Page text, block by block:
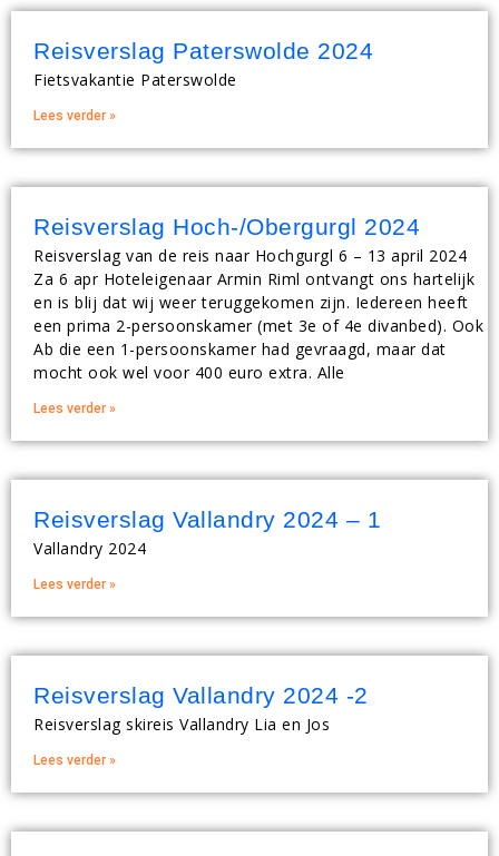
Reisverslag Paterswolde 2024
Fietsvakantie Paterswolde
Lees verder »
Reisverslag Hoch-/Obergurgl 2024
Reisverslag van de reis naar Hochgurgl 6 – 13 april 2024
Za 6 apr Hoteleigenaar Armin Riml ontvangt ons hartelijk
en is blij dat wij weer teruggekomen zijn. Iedereen heeft
een prima 2-persoonskamer (met 3e of 4e divanbed). Ook
Ab die een 1-persoonskamer had gevraagd, maar dat
mocht ook wel voor 400 euro extra. Alle
Lees verder »
Reisverslag Vallandry 2024 – 1
Vallandry 2024
Lees verder »
Reisverslag Vallandry 2024 -2
Reisverslag skireis Vallandry Lia en Jos
Lees verder »